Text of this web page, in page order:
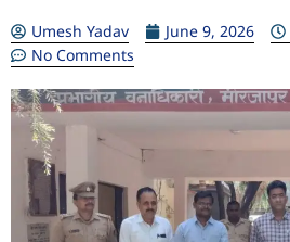
Umesh Yadav June 9, 2026
No Comments